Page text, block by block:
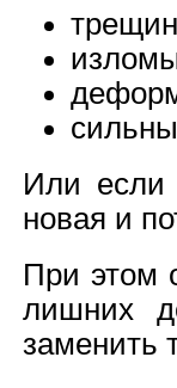
Или если
новая и
При этом
лишних
заменить